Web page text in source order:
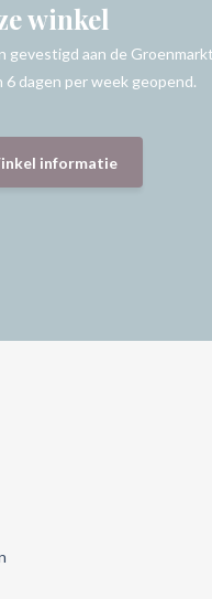
winkel
gevestigd aan de
6 dagen per week geopend.
informatie